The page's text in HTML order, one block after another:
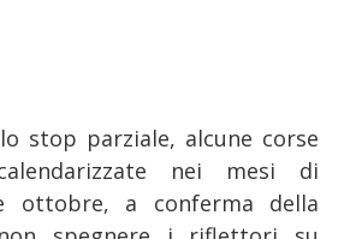
stop parziale, alcune corse
nei mesi di
ottobre, a conferma della